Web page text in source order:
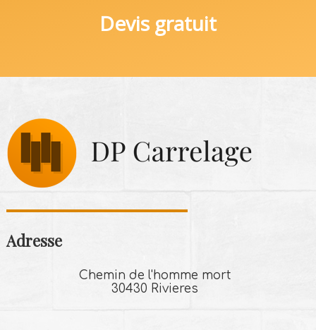
Devis gratuit
Adresse
Chemin de l'homme mort
30430 Rivieres